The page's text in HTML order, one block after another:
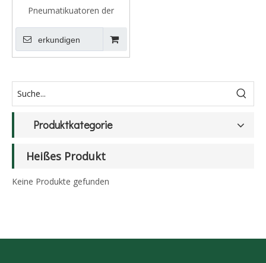
Pneumatikuatoren der
erkundigen
Produktkategorie
Heißes Produkt
Keine Produkte gefunden